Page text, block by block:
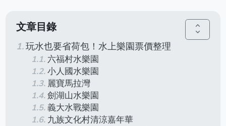
文章目錄 unfold_more
玩水也要省荷包！水上樂園票價整理
六福村水樂園
小人國水樂園
麗寶馬拉灣
劍湖山水樂園
義大水戰樂園
九族文化村清涼嘉年華